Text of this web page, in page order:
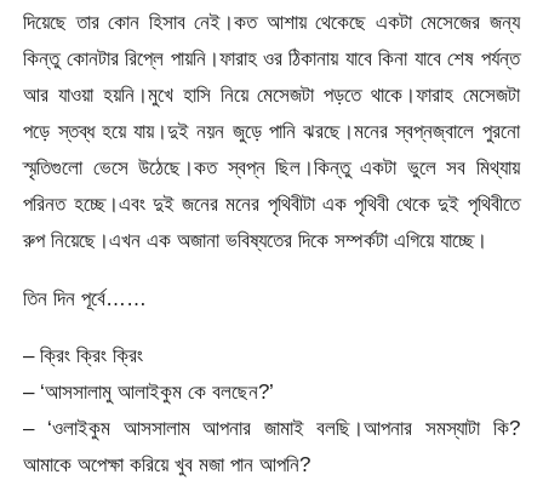
দিয়েছে তার কোন হিসাব নেই।কত আশায় থেকেছে একটা মেসেজের জন্য
কিন্তু কোনটার রিপ্লে পায়নি।ফারাহ ওর ঠিকানায় যাবে কিনা যাবে শেষ পর্যন্ত
আর যাওয়া হয়নি।মুখে হাসি নিয়ে মেসেজটা পড়তে থাকে।ফারাহ মেসেজটা
পড়ে স্তব্ধ হয়ে যায়।দুই নয়ন জুড়ে পানি ঝরছে।মনের স্বপ্নজ্বালে পুরনো
স্মৃতিগুলো ভেসে উঠেছে।কত স্বপ্ন ছিল।কিন্তু একটা ভুলে সব মিথ্যায়
পরিনত হচ্ছে।এবং দুই জনের মনের পৃথিবীটা এক পৃথিবী থেকে দুই পৃথিবীতে
রুপ নিয়েছে।এখন এক অজানা ভবিষ্যতের দিকে সম্পর্কটা এগিয়ে যাচ্ছে।
তিন দিন পূর্বে……
– ক্রিং ক্রিং ক্রিং
– ‘আসসালামু আলাইকুম কে বলছেন?’
– ‘ওলাইকুম আসসালাম আপনার জামাই বলছি।আপনার সমস্যাটা কি?
আমাকে অপেক্ষা করিয়ে খুব মজা পান আপনি?